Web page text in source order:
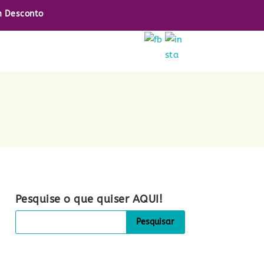
Desconto
Pesquise o que quiser AQUI!